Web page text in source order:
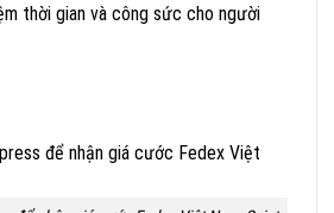
thời gian và công sức cho người